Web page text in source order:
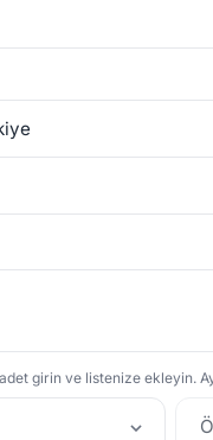
girin ve listenize ekleyin.